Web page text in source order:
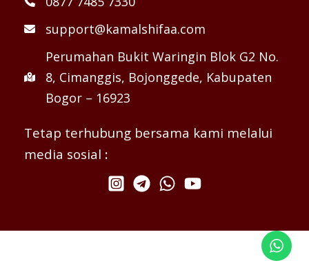
support@kamalshifaa.com
Perumahan Bukit Waringin Blok G2 No.
8, Cimanggis, Bojonggede, Kabupaten
Bogor – 16923
Tetap terhubung bersama kami melalui
media sosial :